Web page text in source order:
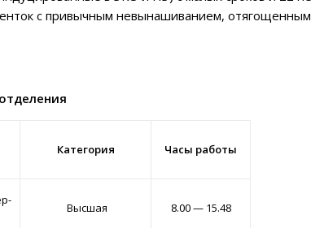
с привычным невынашиванием, отягощенным
Категория Часы работы
Высшая 8.00 — 15.48